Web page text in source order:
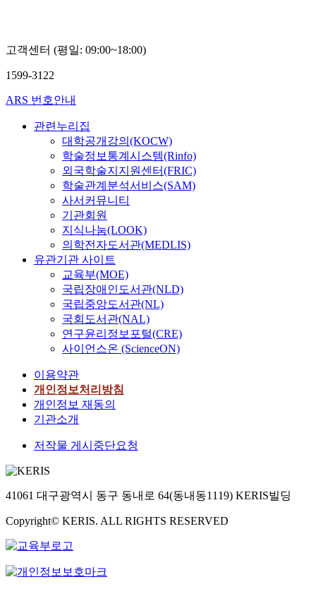
고객센터 (평일: 09:00~18:00)
1599-3122
ARS 번호안내
관련누리집
대학공개강의(KOCW)
학술정보통계시스템(Rinfo)
외국학술지지원센터(FRIC)
학술관계분석서비스(SAM)
사서커뮤니티
기관회원
지식나눔(LOOK)
의학전자도서관(MEDLIS)
유관기관 사이트
교육부(MOE)
국립장애인도서관(NLD)
국립중앙도서관(NL)
국회도서관(NAL)
연구윤리정보포털(CRE)
사이언스온 (ScienceON)
이용약관
개인정보처리방침
개인정보 재동의
기관소개
저작물 게시중단요청
41061 대구광역시 동구 동내로 64(동내동1119) KERIS빌딩
Copyright© KERIS. ALL RIGHTS RESERVED